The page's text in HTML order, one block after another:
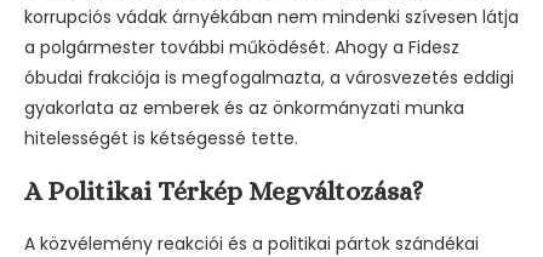
korrupciós vádak árnyékában nem mindenki szívesen látja
a polgármester további működését. Ahogy a Fidesz
óbudai frakciója is megfogalmazta, a városvezetés eddigi
gyakorlata az emberek és az önkormányzati munka
hitelességét is kétségessé tette.
A Politikai Térkép Megváltozása?
A közvélemény reakciói és a politikai pártok szándékai